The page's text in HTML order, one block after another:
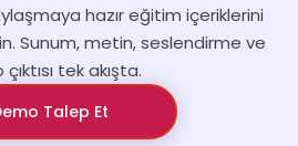
hazır eğitim içeriklerini
Sunum, metin, seslendirme ve
tek akışta.
Talep Et